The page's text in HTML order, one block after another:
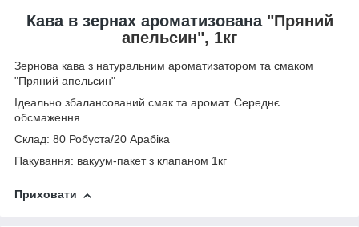
Кава в зернах ароматизована"Пряний
апельсин", 1кг
Зернова кава з натуральним ароматизатором та смаком
"Пряний апельсин"
Ідеально збалансований смак та аромат. Середнє
обсмаження.
Склад: 80 Робуста/20 Арабіка
Пакування: вакуум-пакет з клапаном 1кг
Приховати